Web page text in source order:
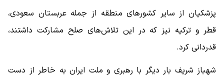
پزشکیان از سایر کشورهای منطقه از جمله عربستان سعودی،
قطر و ترکیه نیز که در این تلاش‌های صلح مشارکت داشتند،
قدردانی کرد.
شهباز شریف بار دیگر با رهبری و ملت ایران به خاطر از دست